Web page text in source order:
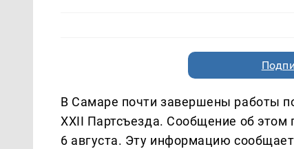
В Самаре почти завершены работы
XXII Партсъезда. Сообщение об этом
6 августа. Эту информацию